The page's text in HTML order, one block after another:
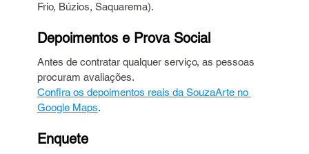
Frio, Búzios, Saquarema).
Depoimentos e Prova Social
Antes de contratar qualquer serviço, as pessoas
procuram avaliações.
Confira os depoimentos reais da SouzaArte no
Google Maps.
Enquete